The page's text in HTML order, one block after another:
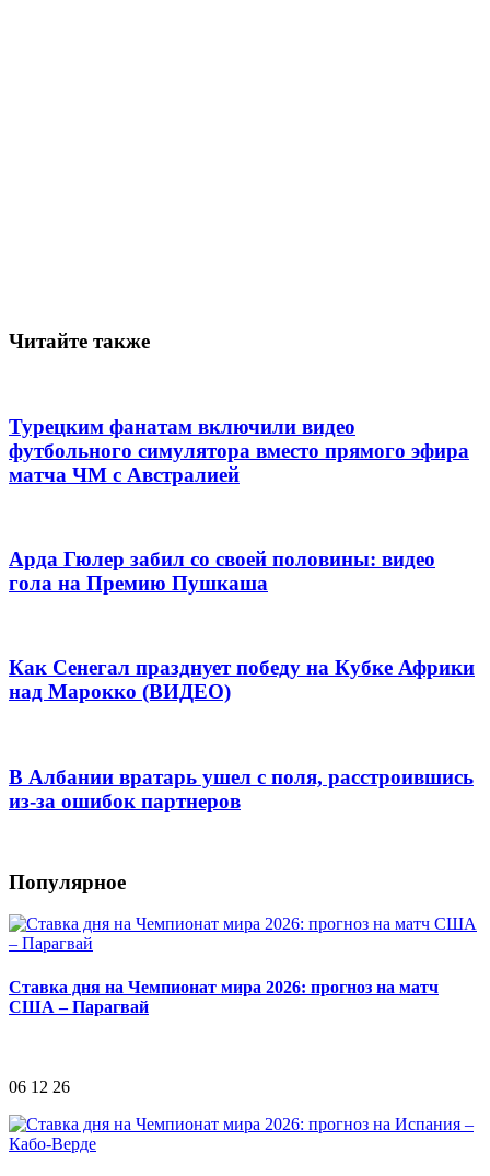
Читайте также
Турецким фанатам включили видео
футбольного симулятора вместо прямого эфира
матча ЧМ с Австралией
Арда Гюлер забил со своей половины: видео
гола на Премию Пушкаша
Как Сенегал празднует победу на Кубке Африки
над Марокко (ВИДЕО)
В Албании вратарь ушел с поля, расстроившись
из-за ошибок партнеров
Популярное
Ставка дня на Чемпионат мира 2026: прогноз на матч
США – Парагвай
06 12 26